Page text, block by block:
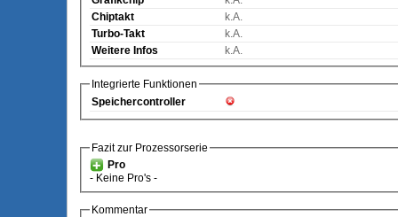
Chiptakt
k.A.
Turbo-Takt
k.A.
Weitere Infos
k.A.
Integrierte Funktionen
Speichercontroller
Fazit zur Prozessorserie
Pro
- Keine Pro's -
Kommentar